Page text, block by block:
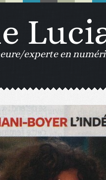
experte en